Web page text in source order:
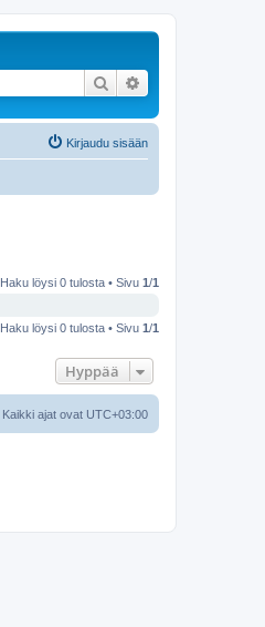
Etsi
Kirjaudu sisään
Haku löysi 0 tulosta • Sivu 1/1
Haku löysi 0 tulosta • Sivu 1/1
Hyppää
Kaikki ajat ovat UTC+03:00